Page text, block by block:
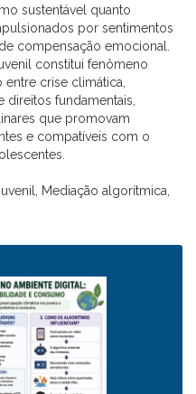
sustentável quanto
por sentimentos
compensação emocional.
constitui fenômeno
crise climática,
fundamentais,
que promovam
e compatíveis com o
Mediação algorítmica,